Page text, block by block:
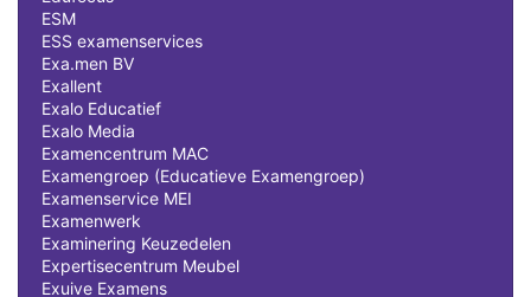
ESM
ESS examenservices
Exa.men BV
Exallent
Exalo Educatief
Exalo Media
Examencentrum MAC
Examengroep (Educatieve Examengroep)
Examenservice MEI
Examenwerk
Examinering Keuzedelen
Expertisecentrum Meubel
Exuive Examens